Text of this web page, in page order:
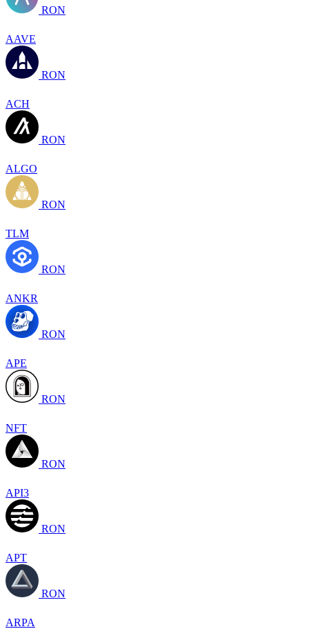
RON
AAVE
RON
ACH
RON
ALGO
RON
TLM
RON
ANKR
RON
APE
RON
NFT
RON
API3
RON
APT
RON
ARPA